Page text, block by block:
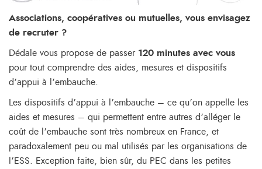
Associations, coopératives ou mutuelles, vous envisagez
de recruter ?
Dédale vous propose de passer 120 minutes avec vous
pour tout comprendre des aides, mesures et dispositifs
d’appui à l’embauche.
Les dispositifs d’appui à l’embauche – ce qu’on appelle les
aides et mesures – qui permettent entre autres d’alléger le
coût de l’embauche sont très nombreux en France, et
paradoxalement peu ou mal utilisés par les organisations de
l’ESS. Exception faite, bien sûr, du PEC dans les petites